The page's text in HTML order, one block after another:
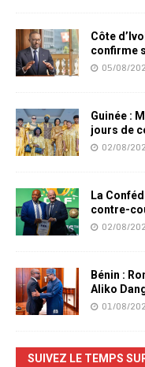
Côte
confirme
05/08/
Guinée :
jours de
02/08/
La
contre-
02/08/
Bénin :
Aliko
01/08/
SUIVEZ LE TEMPS